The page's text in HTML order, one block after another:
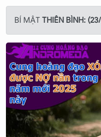
lắm.
- Con số may mắn:Số 1,
Thiên Bình.
- Món quà yêu thích nhất:
quà mang tính giải trí và
hoặc đĩa nhạc...
- Những cung hoàng đạo
Bình và Song Sinh là hai
hợp giữa những cặp đôi
BÍ MẬT THIÊN BÌNH: